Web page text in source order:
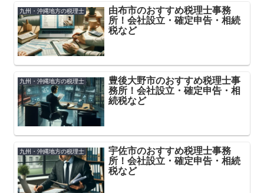
九州・沖縄地方の税理士
由布市のおすすめ税理士事務
所！会社設立・確定申告・相続
税など
九州・沖縄地方の税理士
豊後大野市のおすすめ税理士事
務所！会社設立・確定申告・相
続税など
九州・沖縄地方の税理士
宇佐市のおすすめ税理士事務
所！会社設立・確定申告・相続
税など